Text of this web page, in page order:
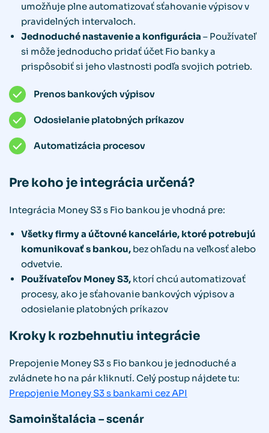
umožňuje plne automatizovať sťahovanie výpisov v
pravidelných intervaloch.
Jednoduché nastavenie a konfigurácia – Používateľ
si môže jednoducho pridať účet Fio banky a
prispôsobiť si jeho vlastnosti podľa svojich potrieb.
Prenos bankových výpisov
Odosielanie platobných príkazov
Automatizácia procesov
Pre koho je integrácia určená?
Integrácia Money S3 s Fio bankou je vhodná pre:
Všetky firmy a účtovné kancelárie, ktoré potrebujú
komunikovať s bankou, bez ohľadu na veľkosť alebo
odvetvie.
Používateľov Money S3, ktorí chcú automatizovať
procesy, ako je sťahovanie bankových výpisov a
odosielanie platobných príkazov
Kroky k rozbehnutiu integrácie
Prepojenie Money S3 s Fio bankou je jednoduché a
zvládnete ho na pár kliknutí. Celý postup nájdete tu:
Prepojenie Money S3 s bankami cez API
Samoinštalácia – scenár